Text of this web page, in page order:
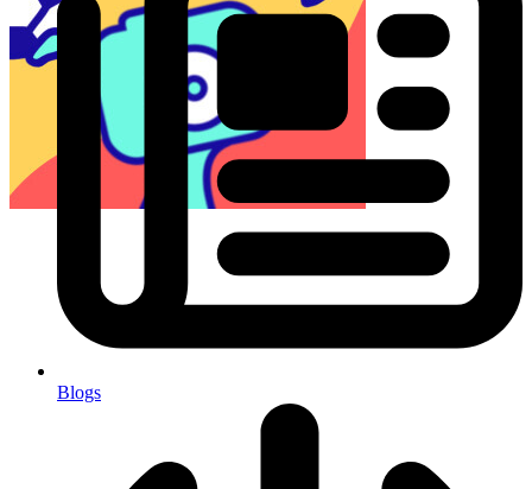
Blogs